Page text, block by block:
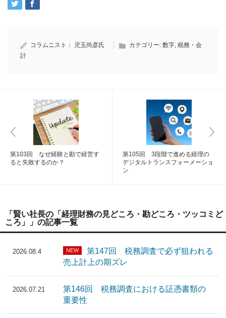
コラムニスト： 児玉尚彦氏 カテゴリー: 数字, 税務・会
計
第103回 なぜ経験と勘で経営す
ると失敗するのか？
第105回 3段階で進める経理の
デジタルトランスフォーメーショ
ン
「賢い社長の「経理財務の見どころ・勘どころ・ツッコミど
ころ」」の記事一覧
2026.08.4 NEW
第147回 税務調査で必ず狙われる
売上計上の期ズレ
2026.07.21
第146回 税務調査における証憑書類の
重要性